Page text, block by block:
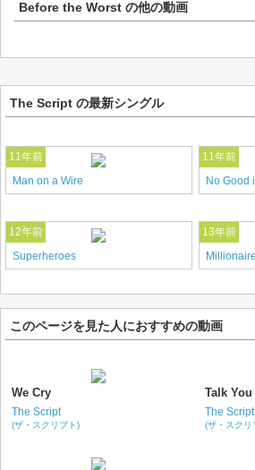
Before the Worst の他の動画
The Script の最新シングル
11年前
Man on a Wire
11年前
No Good
12年前
Superheroes
13年前
このページを見た人におすすめの動画
We Cry
The Script
(ザ・スクリプト)
Talk
The Script
(ザ・スクリ